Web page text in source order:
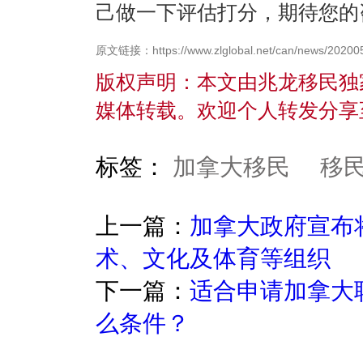
己做一下评估打分，期待您
原文链接：https://www.zlglobal.net/can/news/
版权声明：本文由兆龙移民
媒体转载。欢迎个人转发分
标签： 加拿大移民 移
上一篇： 加拿大政府宣
术、文化及体育等组织
下一篇： 适合申请加拿大
么条件？